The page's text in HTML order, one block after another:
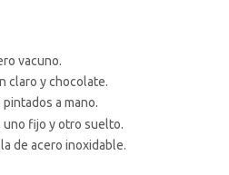
vacuno.
claro y chocolate.
a mano.
uno fijo y otro suelto.
de acero inoxidable.